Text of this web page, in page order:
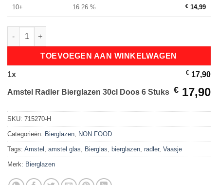
10+ 16.26 % € 14,99
Amstel Radler Bierglazen 30cl Doos 6 Stuks aantal
TOEVOEGEN AAN WINKELWAGEN
1x € 17,90
Amstel Radler Bierglazen 30cl Doos 6 Stuks € 17,90
SKU: 715270-H
Categorieën: Bierglazen, NON FOOD
Tags: Amstel , amstel glas, Bierglas, bierglazen, radler, Vaasje
Merk: Bierglazen